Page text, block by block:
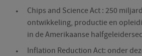
Chips and Science Act : 250
ontwikkeling, productie en
in de Amerikaanse
Inflation Reduction Act: onder